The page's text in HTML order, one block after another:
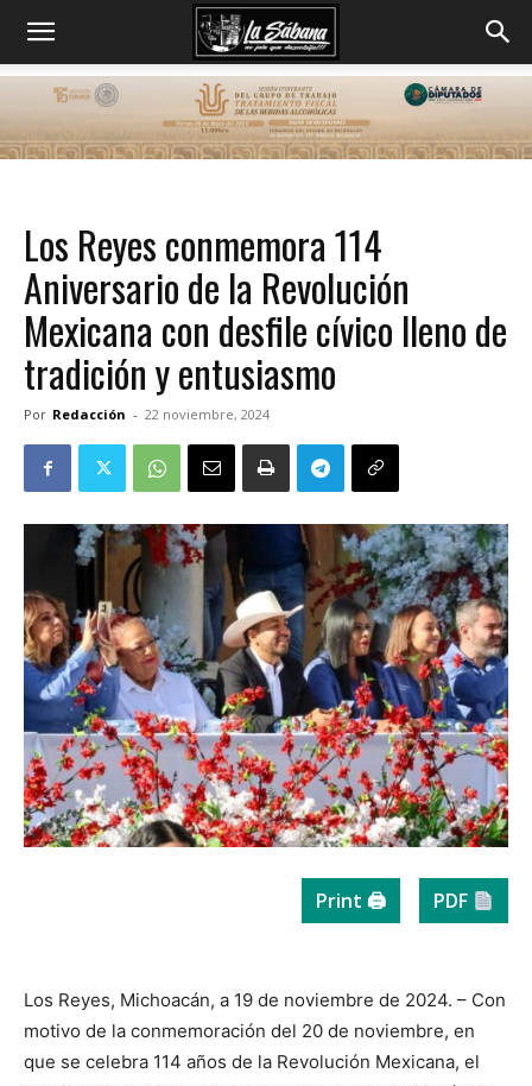
Los Reyes conmemora 114
Aniversario de la Revolución
Mexicana con desfile cívico lleno de
tradición y entusiasmo
Por Redacción - 22 noviembre, 2024
Print 🖨 PDF
Los Reyes, Michoacán, a 19 de noviembre de 2024. – Con
motivo de la conmemoración del 20 de noviembre, en
que se celebra 114 años de la Revolución Mexicana, el